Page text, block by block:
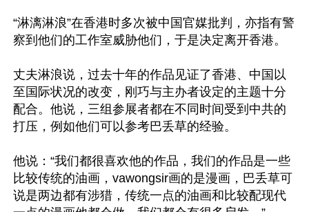
“淋漓淋浪”在香港时多次被中国官媒批判，亦指有警
察到他们的工作室威胁他们，于是决定离开香港。
丈夫淋浪说，过去十年的作品见证了香港、中国以
至国际状况的改变，刚巧与主办者设定的主题十分
配合。他说，三组参展者都在不同时间受到中共的
打压，例如他们可以参考巴丢草的经验。
他说：“我们都很喜欢他的作品，我们的作品是一些
比较传统的油画，vawongsir画的是漫画，巴丢草可
说是两边都有涉猎，传统一点的油画和比较配现代